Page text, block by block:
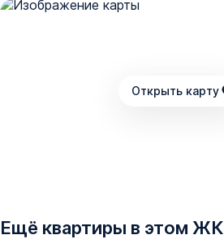
Открыть карту
Ещё квартиры в этом ЖК